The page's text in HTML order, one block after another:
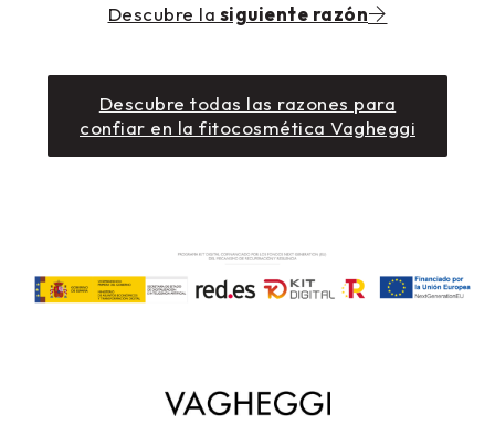
Descubre la siguiente razón
Descubre todas las razones para
confiar en la fitocosmética Vagheggi